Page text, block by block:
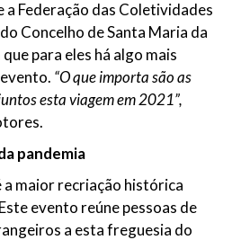
a Federação das Coletividades
Concelho de Santa Maria da
para eles há algo mais
“O que importa são as
esta viagem em 2021”,
pandemia
a maior recriação histórica
evento reúne pessoas de
a esta freguesia do